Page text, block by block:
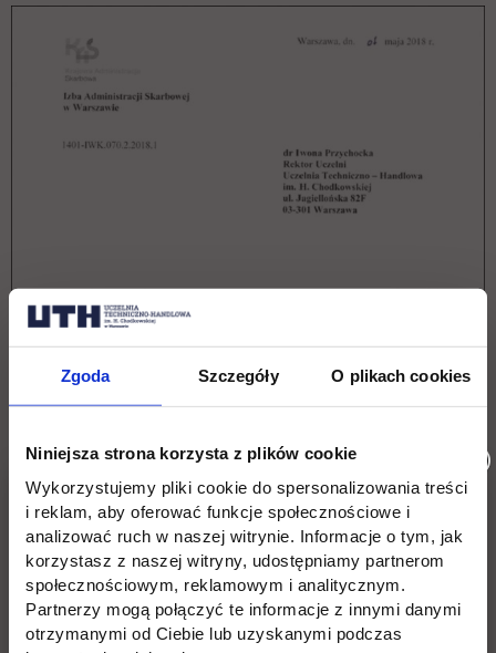
Zgoda Szczegóły O plikach cookies
Niniejsza strona korzysta z plików cookie
Wykorzystujemy pliki cookie do spersonalizowania treści
i reklam, aby oferować funkcje społecznościowe i
analizować ruch w naszej witrynie. Informacje o tym, jak
korzystasz z naszej witryny, udostępniamy partnerom
społecznościowym, reklamowym i analitycznym.
Partnerzy mogą połączyć te informacje z innymi danymi
otrzymanymi od Ciebie lub uzyskanymi podczas